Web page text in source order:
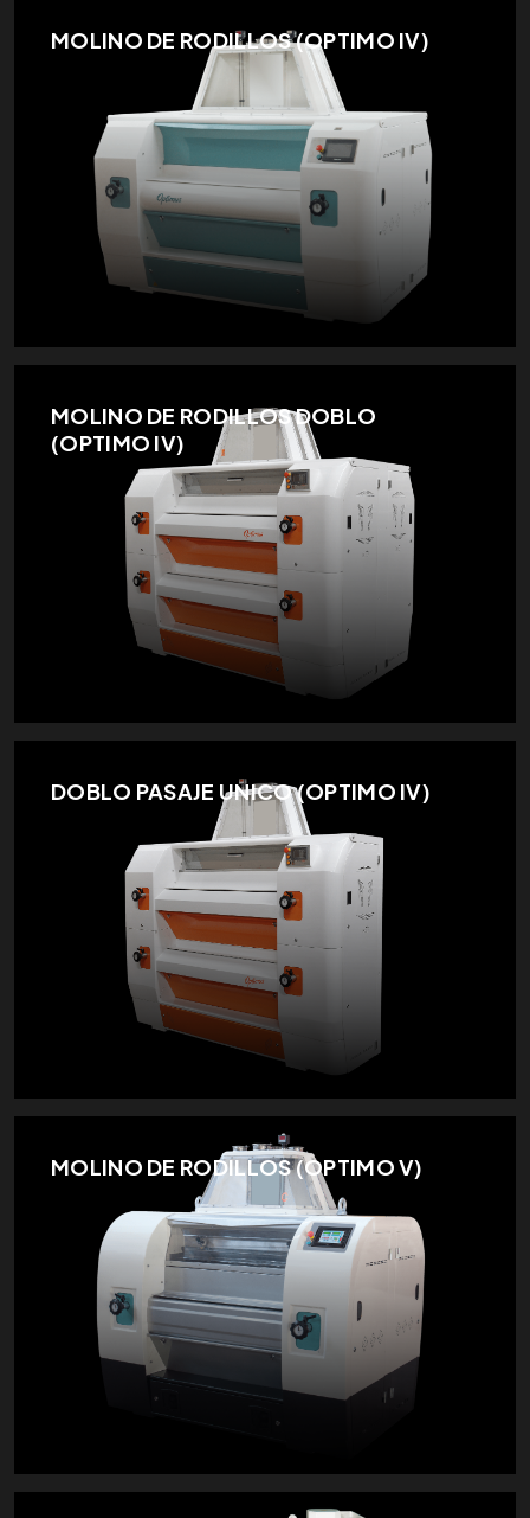
MOLINO DE RODILLOS (OPTIMO IV)
MOLINO DE RODILLOS DOBLO
(OPTIMO IV)
DOBLO PASAJE UNICO (OPTIMO IV)
MOLINO DE RODILLOS (OPTIMO V)